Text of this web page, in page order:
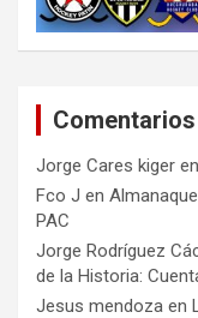
Jorge Cares kiger en
Fco J en
PAC
Jorge Rodríguez
de la Historia:
Jesus mendoza en